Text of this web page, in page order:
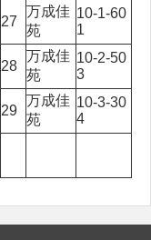
27
万成佳
苑
10-1-60
1
28
万成佳
苑
10-2-50
3
29
万成佳
苑
10-3-30
4